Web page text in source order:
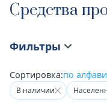
Средства
Фильтры
Сортировка:по
В наличии